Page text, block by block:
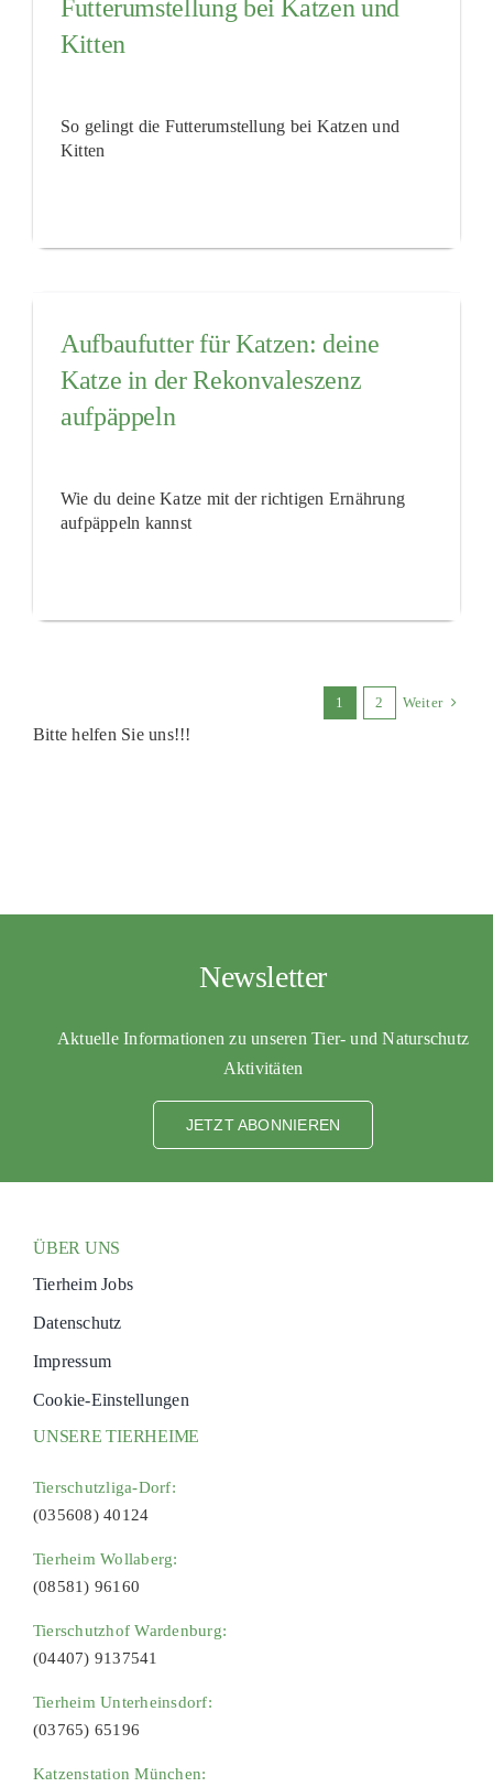
Futterumstellung bei Katzen und
Kitten
So gelingt die Futterumstellung bei Katzen und
Kitten
Aufbaufutter für Katzen: deine
Katze in der Rekonvaleszenz
aufpäppeln
Wie du deine Katze mit der richtigen Ernährung
aufpäppeln kannst
1 2 Weiter
Bitte helfen Sie uns!!!
Newsletter
Aktuelle Informationen zu unseren Tier- und Naturschutz
Aktivitäten
JETZT ABONNIEREN
ÜBER UNS
Tierheim Jobs
Datenschutz
Impressum
Cookie-Einstellungen
UNSERE TIERHEIME
Tierschutzliga-Dorf:
(035608) 40124
Tierheim Wollaberg:
(08581) 96160
Tierschutzhof Wardenburg:
(04407) 9137541
Tierheim Unterheinsdorf:
(03765) 65196
Katzenstation München: